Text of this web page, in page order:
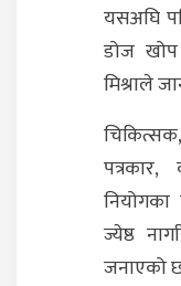
यसअघि
डोज खोप
मिश्राले
पत्रकार,
नियोगका
ज्येष्ठ
जनाएको